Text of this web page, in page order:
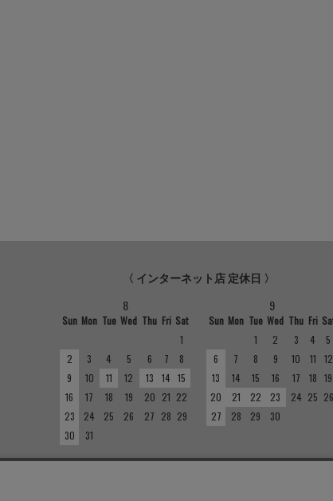
〈 インターネット店 定休日 〉
8
Sun Mon Tue Wed Thu Fri Sat
1
2
3 4 5 6 7
8
9
10 11 12 13 14 15
16
17 18 19 20 21 22
23
24 25 26 27 28 29
30
31
9
Sun Mon Tue Wed Thu Fri
1
2 3 4
5
6
7 8 9 10 11
12
13
14 15 16 17 18 19
20
21 22 23 24 25 26
27
28 29 30